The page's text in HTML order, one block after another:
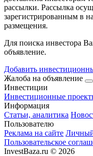
рассылки. Рассылка
зарегистрированным в
размещения.
Для поиска инвестора
объявление.
Добавить
Жалоба на объявление
Инвестиции
Инвестиционные
Информация
Статьи, аналитика
Пользователю
Реклама на сайте
Пользовательское
InvestBaza.ru © 2026